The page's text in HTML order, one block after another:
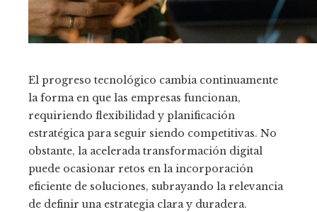
El progreso tecnológico cambia continuamente
la forma en que las empresas funcionan,
requiriendo flexibilidad y planificación
estratégica para seguir siendo competitivas. No
obstante, la acelerada transformación digital
puede ocasionar retos en la incorporación
eficiente de soluciones, subrayando la relevancia
de definir una estrategia clara y duradera.